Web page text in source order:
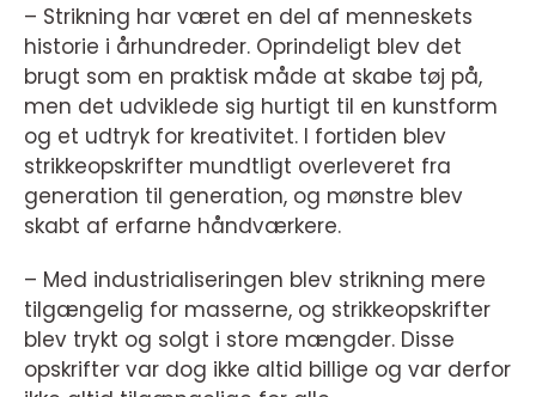
– Strikning har været en del af menneskets
historie i århundreder. Oprindeligt blev det
brugt som en praktisk måde at skabe tøj på,
men det udviklede sig hurtigt til en kunstform
og et udtryk for kreativitet. I fortiden blev
strikkeopskrifter mundtligt overleveret fra
generation til generation, og mønstre blev
skabt af erfarne håndværkere.
– Med industrialiseringen blev strikning mere
tilgængelig for masserne, og strikkeopskrifter
blev trykt og solgt i store mængder. Disse
opskrifter var dog ikke altid billige og var derfor